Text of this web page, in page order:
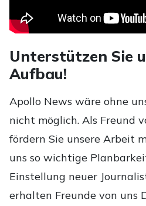
Unterstützen Sie
Aufbau!
Apollo News wäre ohne
nicht möglich. Als Freund
fördern Sie unsere Arbeit
uns so wichtige
Einstellung neuer
erhalten Freunde von uns